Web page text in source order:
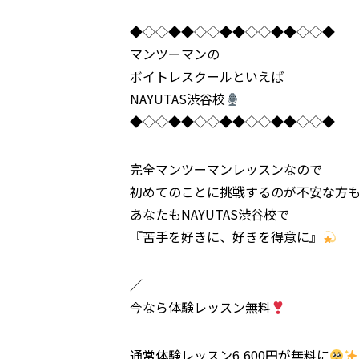
◆◇◇◆◆◇◇◆◆◇◇◆◆◇◇◆
マンツーマンの
ボイトレスクールといえば
NAYUTAS渋谷校
◆◇◇◆◆◇◇◆◆◇◇◆◆◇◇◆
完全マンツーマンレッスンなので
初めてのことに挑戦するのが不安な方
あなたもNAYUTAS渋谷校で
『苦手を好きに、好きを得意に』
／
今なら体験レッスン無料
通常体験レッスン6,600円が無料に